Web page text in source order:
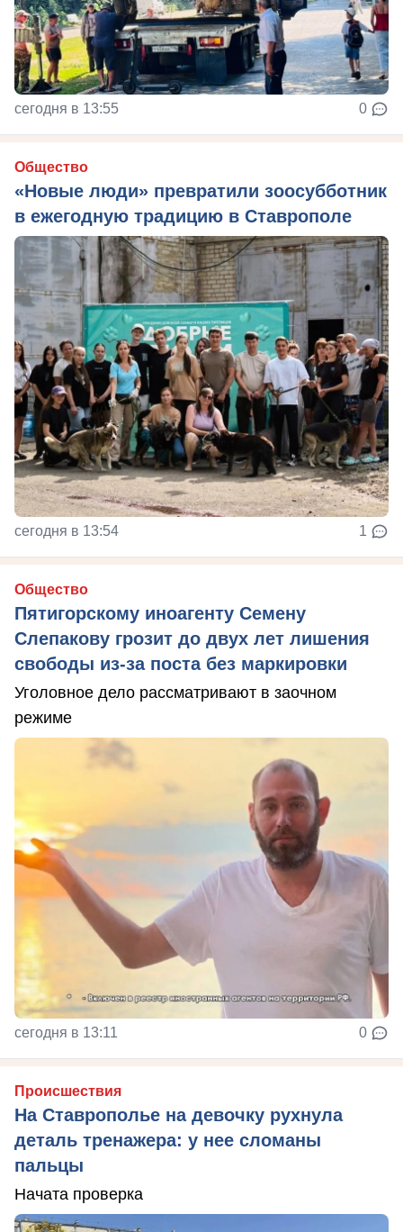
сегодня в 13:55 0
Общество
«Новые люди» превратили зоосубботник
в ежегодную традицию в Ставрополе
сегодня в 13:54 1
Общество
Пятигорскому иноагенту Семену
Слепакову грозит до двух лет лишения
свободы из-за поста без маркировки
Уголовное дело рассматривают в заочном
режиме
сегодня в 13:11 0
Происшествия
На Ставрополье на девочку рухнула
деталь тренажера: у нее сломаны
пальцы
Начата проверка